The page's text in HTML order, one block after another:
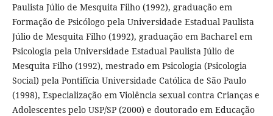
Paulista Júlio de Mesquita Filho (1992), graduação em
Formação de Psicólogo pela Universidade Estadual Paulista
Júlio de Mesquita Filho (1992), graduação em Bacharel em
Psicologia pela Universidade Estadual Paulista Júlio de
Mesquita Filho (1992), mestrado em Psicologia (Psicologia
Social) pela Pontifícia Universidade Católica de São Paulo
(1998), Especialização em Violência sexual contra Crianças e
Adolescentes pelo USP/SP (2000) e doutorado em Educação